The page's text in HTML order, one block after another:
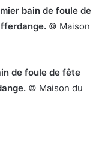
bain de foule de
© Maison
de foule de fête
© Maison du